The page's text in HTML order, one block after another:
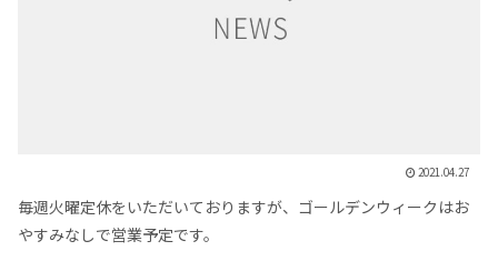
2021.04.27
毎週火曜定休をいただいておりますが、ゴールデンウィークはお
やすみなしで営業予定です。